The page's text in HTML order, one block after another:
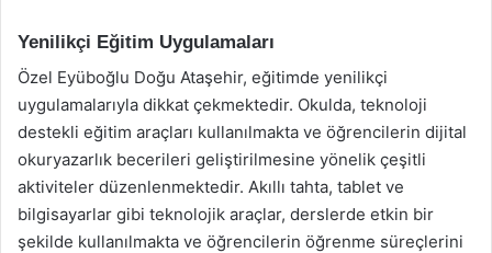
Yenilikçi Eğitim Uygulamaları
Özel Eyüboğlu Doğu Ataşehir, eğitimde yenilikçi
uygulamalarıyla dikkat çekmektedir. Okulda, teknoloji
destekli eğitim araçları kullanılmakta ve öğrencilerin dijital
okuryazarlık becerileri geliştirilmesine yönelik çeşitli
aktiviteler düzenlenmektedir. Akıllı tahta, tablet ve
bilgisayarlar gibi teknolojik araçlar, derslerde etkin bir
şekilde kullanılmakta ve öğrencilerin öğrenme süreçlerini